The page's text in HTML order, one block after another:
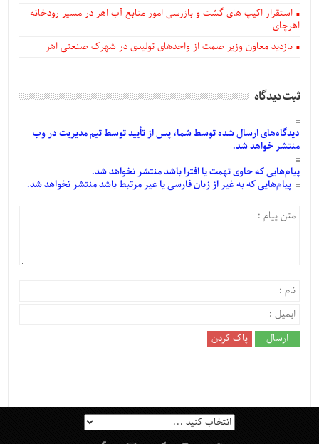
استقرار اکیپ های گشت و بازرسی امور منابع آب اهر در مسیر رودخانه
اهرچای
بازدید معاون وزیر صمت از واحدهای تولیدی در شهرک صنعتی اهر
ثبت دیدگاه
دیدگاه‌هایارسالشدهتوسط شما، پس ازتأییدتوسط تیم مدیریت در وب
منتشر خواهد شد.
پیام‌هاییکه حاوی تهمت یا افترا باشد منتشر نخواهد شد.
پیام‌هاییکه به غیر از زبان فارسی یا غیر مرتبط باشد منتشر نخواهد شد.